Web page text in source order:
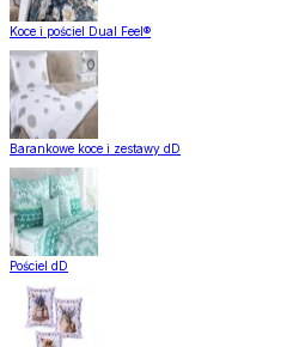
Koce i pościel Dual Feel®
Barankowe koce i zestawy dD
Pościel dD